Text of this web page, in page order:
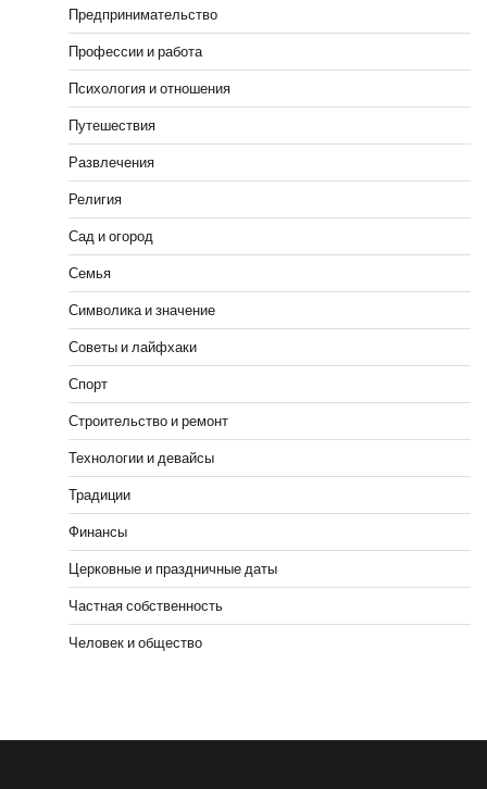
Предпринимательство
Профессии и работа
Психология и отношения
Путешествия
Развлечения
Религия
Сад и огород
Семья
Символика и значение
Советы и лайфхаки
Спорт
Строительство и ремонт
Технологии и девайсы
Традиции
Финансы
Церковные и праздничные даты
Частная собственность
Человек и общество